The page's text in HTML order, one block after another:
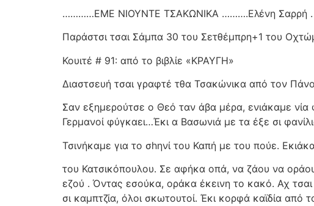
…………ΕΜΕ ΝΙΟΥΝΤΕ ΤΣΑΚΩΝΙΚΑ ……….Ελένη Σαρρή .
Παράστσι τσαι Σάμπα 30 του Σετθέμπρη+1 του
Κουιτέ # 91: από το βιβλίε «ΚΡΑΥΓΗ»
Διαστσευή τσαι γραφτέ τθα Τσακώνικα από τον
Σαν εξημερούτσε ο Θεό ταν άβα μέρα, ενιάκαμε
Γερμανοί φύγκαει…Έκι α Βασωνιά με τα έξε σι
Τσινήκαμε για το σhηνί του Καπή με του πούε.
του Κατσικόπουλου. Σε αφήκα οπά, να ζάου να
εζού . Όντας εσούκα, οράκα έκεινη το κακό. Αχ
σι καμπτζία, όλοι σκωτουτοί. Έκι κορφά καϊδία